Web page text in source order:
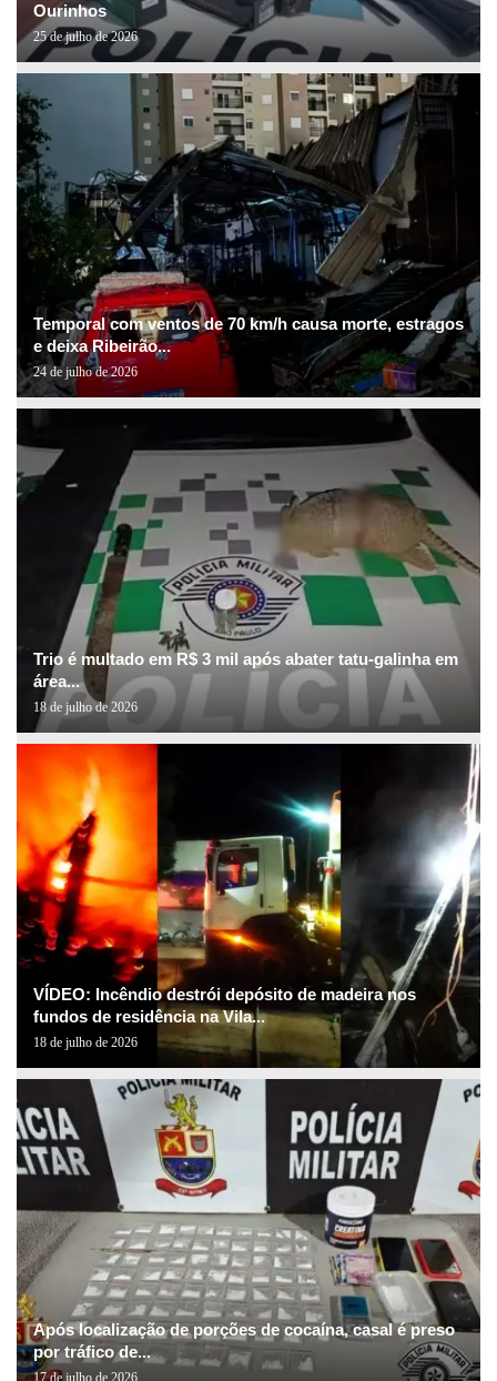
Ourinhos
25 de julho de 2026
Temporal com ventos de 70 km/h causa morte, estragos
e deixa Ribeirão...
24 de julho de 2026
Trio é multado em R$ 3 mil após abater tatu-galinha em
área...
18 de julho de 2026
VÍDEO: Incêndio destrói depósito de madeira nos
fundos de residência na Vila...
18 de julho de 2026
Após localização de porções de cocaína, casal é preso
por tráfico de...
17 de julho de 2026